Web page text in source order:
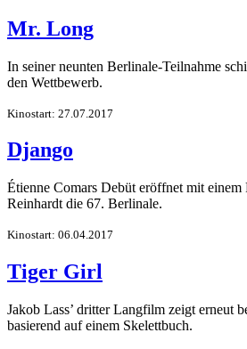
Mr. Long
In seiner neunten Berlinale-Teilnahme
den Wettbewerb.
Kinostart: 27.07.2017
Django
Étienne Comars Debüt eröffnet mit einem
Reinhardt die 67. Berlinale.
Kinostart: 06.04.2017
Tiger Girl
Jakob Lass’ dritter Langfilm zeigt erneut
basierend auf einem Skelettbuch.